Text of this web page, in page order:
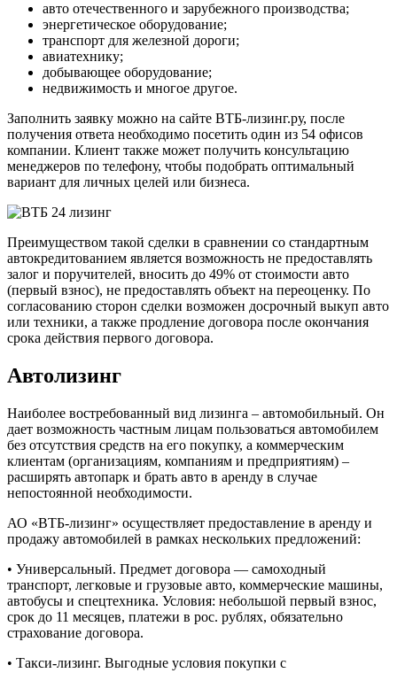
авто отечественного и зарубежного производства;
энергетическое оборудование;
транспорт для железной дороги;
авиатехнику;
добывающее оборудование;
недвижимость и многое другое.
Заполнить заявку можно на сайте ВТБ-лизинг.ру, после
получения ответа необходимо посетить один из 54 офисов
компании. Клиент также может получить консультацию
менеджеров по телефону, чтобы подобрать оптимальный
вариант для личных целей или бизнеса.
Преимуществом такой сделки в сравнении со стандартным
автокредитованием является возможность не предоставлять
залог и поручителей, вносить до 49% от стоимости авто
(первый взнос), не предоставлять объект на переоценку. По
согласованию сторон сделки возможен досрочный выкуп авто
или техники, а также продление договора после окончания
срока действия первого договора.
Автолизинг
Наиболее востребованный вид лизинга – автомобильный. Он
дает возможность частным лицам пользоваться автомобилем
без отсутствия средств на его покупку, а коммерческим
клиентам (организациям, компаниям и предприятиям) –
расширять автопарк и брать авто в аренду в случае
непостоянной необходимости.
АО «ВТБ-лизинг» осуществляет предоставление в аренду и
продажу автомобилей в рамках нескольких предложений:
• Универсальный. Предмет договора — самоходный
транспорт, легковые и грузовые авто, коммерческие машины,
автобусы и спецтехника. Условия: небольшой первый взнос,
срок до 11 месяцев, платежи в рос. рублях, обязательно
страхование договора.
• Такси-лизинг. Выгодные условия покупки с